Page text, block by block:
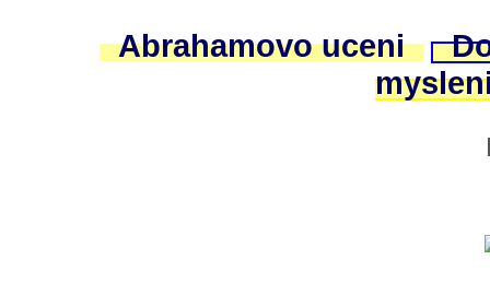
Abrahamovo uceni